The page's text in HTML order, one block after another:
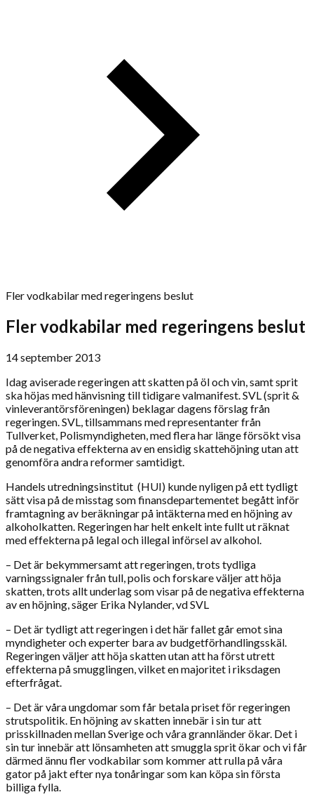
Fler vodkabilar med regeringens beslut
Fler vodkabilar med regeringens beslut
14 september 2013
Idag aviserade regeringen att skatten på öl och vin, samt sprit
ska höjas med hänvisning till tidigare valmanifest. SVL (sprit &
vinleverantörsföreningen) beklagar dagens förslag från
regeringen. SVL, tillsammans med representanter från
Tullverket, Polismyndigheten, med flera har länge försökt visa
på de negativa effekterna av en ensidig skattehöjning utan att
genomföra andra reformer samtidigt.
Handels utredningsinstitut (HUI) kunde nyligen på ett tydligt
sätt visa på de misstag som finansdepartementet begått inför
framtagning av beräkningar på intäkterna med en höjning av
alkoholkatten. Regeringen har helt enkelt inte fullt ut räknat
med effekterna på legal och illegal införsel av alkohol.
– Det är bekymmersamt att regeringen, trots tydliga
varningssignaler från tull, polis och forskare väljer att höja
skatten, trots allt underlag som visar på de negativa effekterna
av en höjning, säger Erika Nylander, vd SVL
– Det är tydligt att regeringen i det här fallet går emot sina
myndigheter och experter bara av budgetförhandlingsskäl.
Regeringen väljer att höja skatten utan att ha först utrett
effekterna på smugglingen, vilket en majoritet i riksdagen
efterfrågat.
– Det är våra ungdomar som får betala priset för regeringen
strutspolitik. En höjning av skatten innebär i sin tur att
prisskillnaden mellan Sverige och våra grannländer ökar. Det i
sin tur innebär att lönsamheten att smuggla sprit ökar och vi får
därmed ännu fler vodkabilar som kommer att rulla på våra
gator på jakt efter nya tonåringar som kan köpa sin första
billiga fylla.